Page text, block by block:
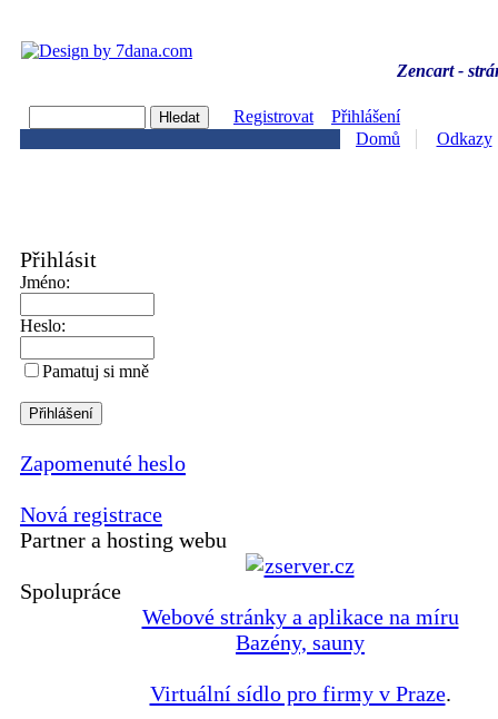
Zencart -
Registrovat
Přihlášení
Domů
Odkazy
Přihlásit
Jméno:
Heslo:
Pamatuj si mně
Zapomenuté heslo
Nová registrace
Partner a hosting webu
Spolupráce
Webové stránky a aplikace na míru
Bazény, sauny
Virtuální sídlo pro firmy v Praze.